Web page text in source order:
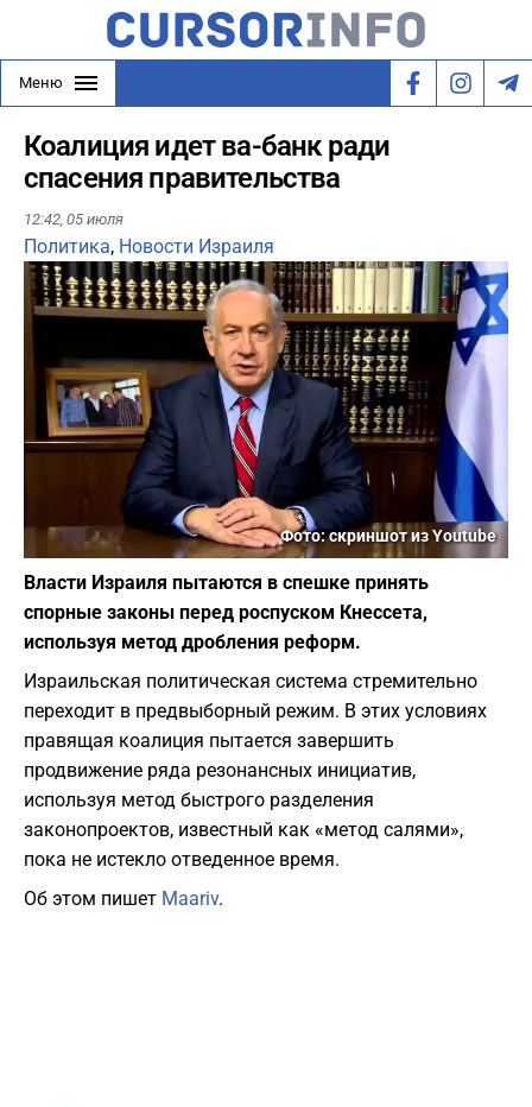
Меню
Коалиция идет ва-банк ради
спасения правительства
12:42, 05 июля
Политика, Новости Израиля
Фото: скриншот из Youtube
Власти Израиля пытаются в спешке принять
спорные законы перед роспуском Кнессета,
используя метод дробления реформ.
Израильская политическая система стремительно
переходит в предвыборный режим. В этих условиях
правящая коалиция пытается завершить
продвижение ряда резонансных инициатив,
используя метод быстрого разделения
законопроектов, известный как «метод салями»,
пока не истекло отведенное время.
Об этом пишет Maariv.